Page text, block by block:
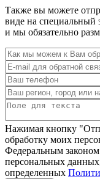
Также вы можете
виде на специальный
и мы обязательно
Нажимая кнопку
обработку моих
Федеральным
персональных
определенных